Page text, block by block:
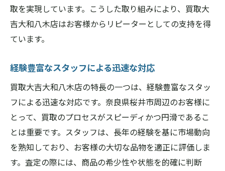
選ばれる理由その四：地域密着型の信頼
選ばれる理由その五：豊富な買取メニュー
価買取する秘訣
高価買取のための事前準備
買取対象品の幅広いラインナップ
お客様とのコミュニケーションの重要性
市場価値を把握するための情報収集
品物の状態による価格変動の理解
取を実現しています。こうした取り組みにより、買取大
吉大和八木店はお客様からリピーターとしての支持を得
ています。
経験豊富なスタッフによる迅速な対応
買取大吉大和八木店の特長の一つは、経験豊富なスタッ
フによる迅速な対応です。奈良県桜井市周辺のお客様に
とって、買取のプロセスがスピーディかつ円滑であるこ
とは重要です。スタッフは、長年の経験を基に市場動向
を熟知しており、お客様の大切な品物を適正に評価しま
す。査定の際には、商品の希少性や状態を的確に判断